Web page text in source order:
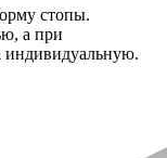
стопы.
а при
индивидуальную.